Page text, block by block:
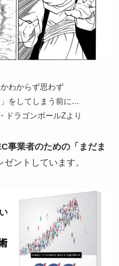
わからず思わず
をしてしまう前に…
ドラゴンボールZより
事業者のための「まだま
ゼントしています。